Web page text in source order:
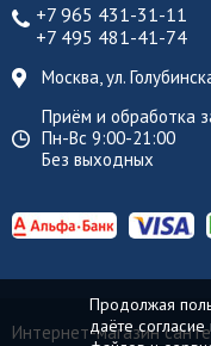
+7 965 431-31-11
+7 495 481-41-74
Москва, ул.
Приём и обработка
Пн-Вс 9:00-21:00
Без выходных
Интернет-магазин
Продолжая
даёте